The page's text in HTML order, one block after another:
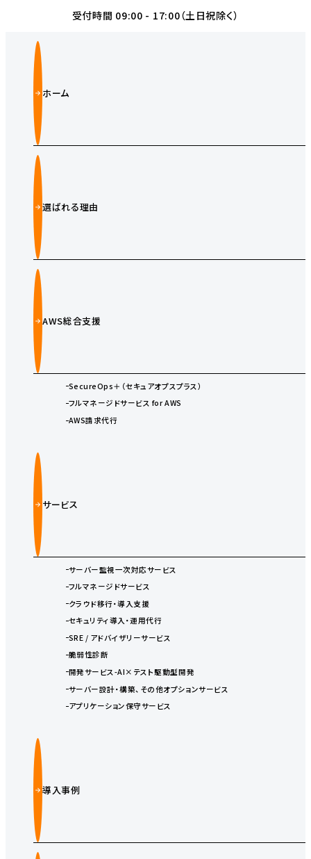
受付時間 09:00 - 17:00（土日祝除く）
ホーム
選ばれる理由
AWS総合支援
SecureOps＋（セキュアオプスプラス）
フルマネージドサービス for AWS
AWS請求代行
サービス
サーバー監視一次対応サービス
フルマネージドサービス
クラウド移行・導入支援
セキュリティ導入・運用代行
SRE / アドバイザリーサービス
脆弱性診断
開発サービス-AI×テスト駆動型開発
サーバー設計・構築、その他オプションサービス
アプリケーション保守サービス
導入事例